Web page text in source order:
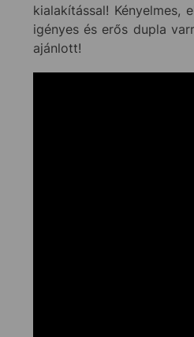
kialakítással! Kényelmes,
igényes és erős dupla
ajánlott!